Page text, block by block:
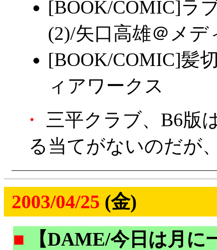
[BOOK/COMIC]ラ
(2)/矢口高雄＠メ
[BOOK/COMIC]髪
ィアワークス
・
三平クラブ、B6版
る当てがないのだ
2003/04/25 (金)
■
【DAME/今日は月